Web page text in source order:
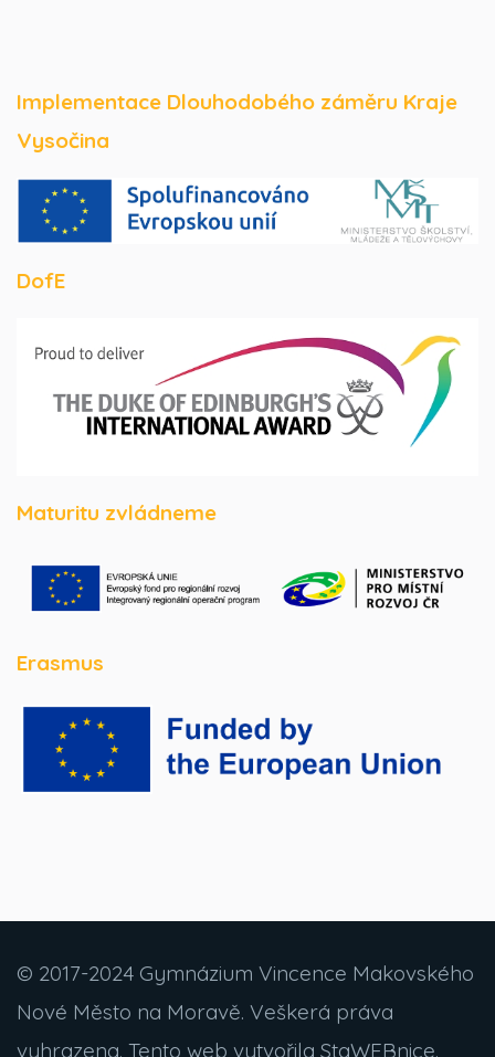
Implementace Dlouhodobého záměru Kraje
Vysočina
DofE
Maturitu zvládneme
Erasmus
© 2017-2024 Gymnázium Vincence Makovského
Nové Město na Moravě. Veškerá práva
vyhrazena. Tento web vytvořila StaWEBnice.